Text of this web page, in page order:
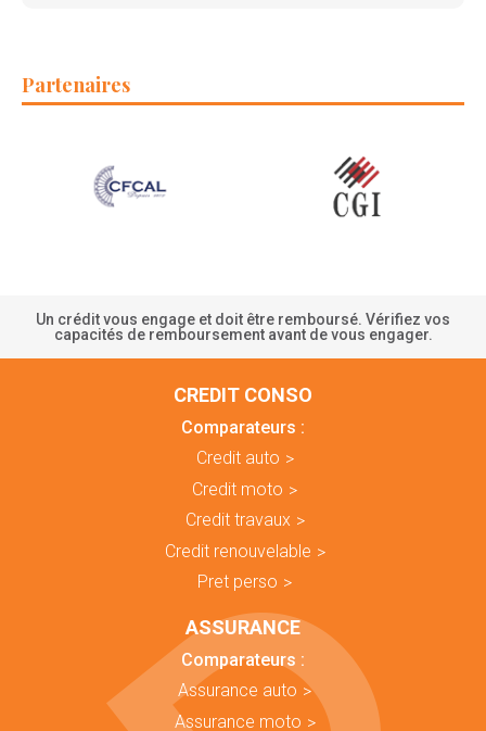
Partenaires
Un crédit vous engage et doit être remboursé. Vérifiez vos
capacités de remboursement avant de vous engager.
CREDIT CONSO
Comparateurs :
Credit auto
Credit moto
Credit travaux
Credit renouvelable
Pret perso
ASSURANCE
Comparateurs :
Assurance auto
Assurance moto